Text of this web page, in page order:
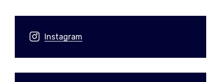
Instagram